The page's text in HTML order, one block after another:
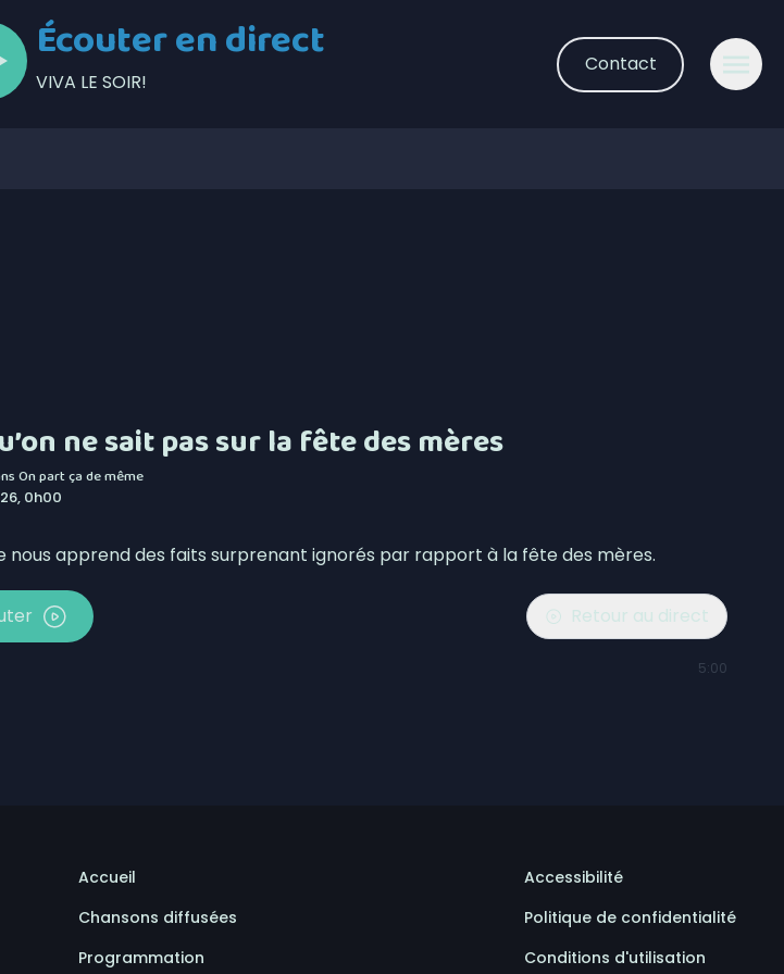
Écouter en direct
VIVA LE SOIR!
Contact
ne sait pas sur la fête des mères
On part ça de même
0h00
nous apprend des faits surprenant ignorés par rapport à la fête des mères.
Retour au direct
5:00
Accueil
Chansons diffusées
Programmation
Accessibilité
Politique de confidentialité
Conditions d'utilisation